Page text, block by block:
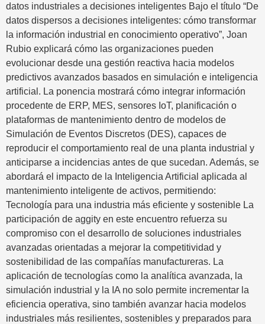
datos industriales a decisiones inteligentes Bajo el título “De
datos dispersos a decisiones inteligentes: cómo transformar
la información industrial en conocimiento operativo”, Joan
Rubio explicará cómo las organizaciones pueden
evolucionar desde una gestión reactiva hacia modelos
predictivos avanzados basados en simulación e inteligencia
artificial. La ponencia mostrará cómo integrar información
procedente de ERP, MES, sensores IoT, planificación o
plataformas de mantenimiento dentro de modelos de
Simulación de Eventos Discretos (DES), capaces de
reproducir el comportamiento real de una planta industrial y
anticiparse a incidencias antes de que sucedan. Además, se
abordará el impacto de la Inteligencia Artificial aplicada al
mantenimiento inteligente de activos, permitiendo:
Tecnología para una industria más eficiente y sostenible La
participación de aggity en este encuentro refuerza su
compromiso con el desarrollo de soluciones industriales
avanzadas orientadas a mejorar la competitividad y
sostenibilidad de las compañías manufactureras. La
aplicación de tecnologías como la analítica avanzada, la
simulación industrial y la IA no solo permite incrementar la
eficiencia operativa, sino también avanzar hacia modelos
industriales más resilientes, sostenibles y preparados para